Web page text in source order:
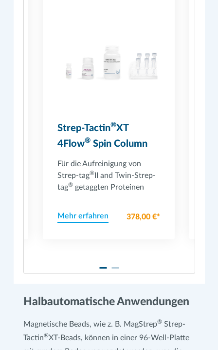
Strep-Tactin®XT
4Flow® Spin Column
Kit
Für die Aufreinigung von
Strep-tag®II and Twin-Strep-
tag® getaggten Proteinen
Mehr erfahren 378,00 €*
Halbautomatische Anwendungen
Magnetische Beads, wie z. B. MagStrep®Strep-
Tactin®XT-Beads, können in einer 96-Well-Platte